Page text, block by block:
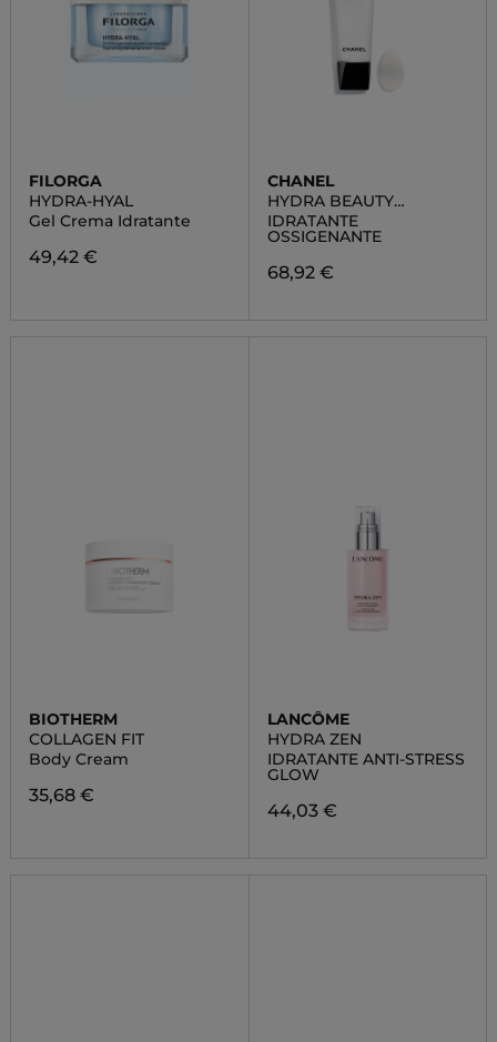
FILORGA
HYDRA-HYAL
Gel Crema Idratante
49,42 €
CHANEL
HYDRA BEAUTY
MASQUE DE NUIT AU
CAMÉLIA
IDRATANTE
OSSIGENANTE
68,92 €
BIOTHERM
COLLAGEN FIT
Body Cream
35,68 €
LANCÔME
HYDRA ZEN
IDRATANTE ANTI-STRESS
GLOW
44,03 €